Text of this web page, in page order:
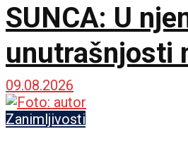
SUNCA: U
unutrašnjosti
krije gotovo
kiseonik i neon
09.08.2026
Zanimljivosti